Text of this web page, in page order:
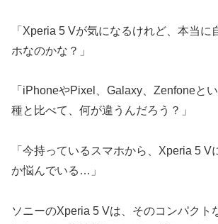
「Xperia 5 Vが気になるけれど、本当に
ホなのかな？」
「iPhoneやPixel、Galaxy、Zenfoneと
種と比べて、何が違うんだろう？」
「今持っているスマホから、Xperia 5 V
か悩んでいる…」
ソニーのXperia 5 Vは、そのコンパクト